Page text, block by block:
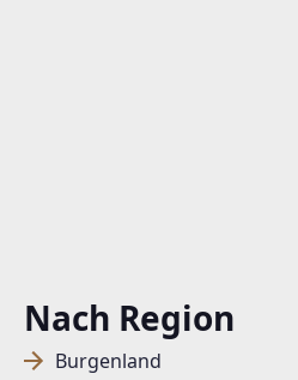
Nach Region
Burgenland